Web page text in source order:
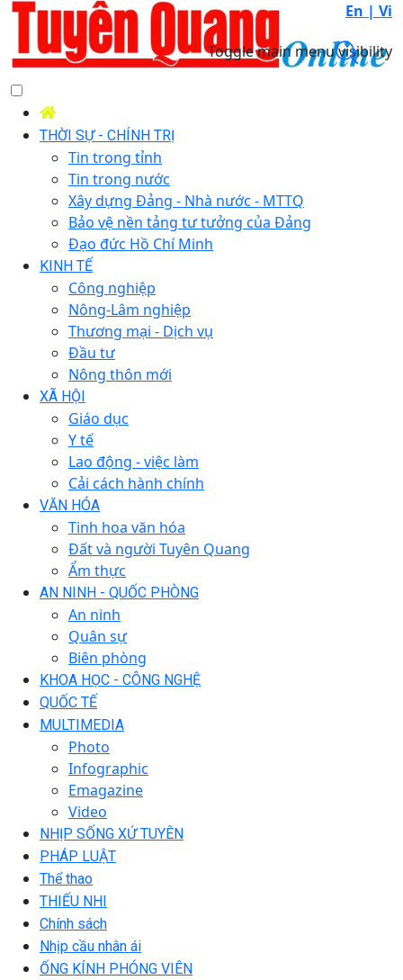
En | Vi
Toggle main menu visibility
THỜI SỰ - CHÍNH TRỊ
Tin trong tỉnh
Tin trong nước
Xây dựng Đảng - Nhà nước - MTTQ
Bảo vệ nền tảng tư tưởng của Đảng
Đạo đức Hồ Chí Minh
KINH TẾ
Công nghiệp
Nông-Lâm nghiệp
Thương mại - Dịch vụ
Đầu tư
Nông thôn mới
XÃ HỘI
Giáo dục
Y tế
Lao động - việc làm
Cải cách hành chính
VĂN HÓA
Tinh hoa văn hóa
Đất và người Tuyên Quang
Ẩm thực
AN NINH - QUỐC PHÒNG
An ninh
Quân sự
Biên phòng
KHOA HỌC - CÔNG NGHỆ
QUỐC TẾ
MULTIMEDIA
Photo
Infographic
Emagazine
Video
NHỊP SỐNG XỨ TUYÊN
PHÁP LUẬT
Thể thao
THIẾU NHI
Chính sách
Nhịp cầu nhân ái
ỐNG KÍNH PHÓNG VIÊN